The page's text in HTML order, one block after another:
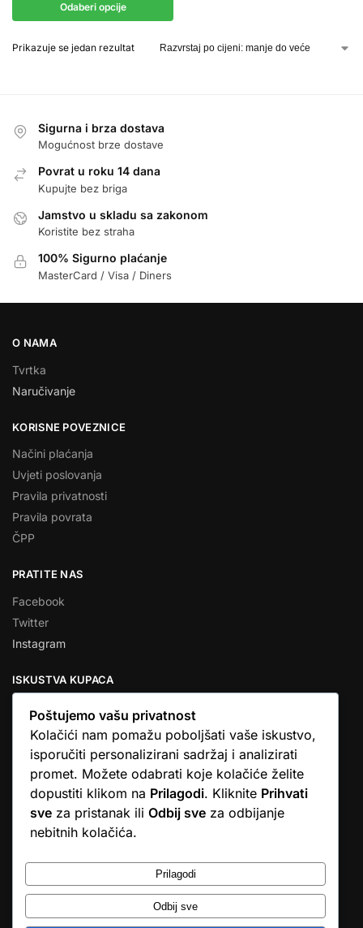
Odaberi opcije
Prikazuje se jedan rezultat
Sigurna i brza dostava
Mogućnost brze dostave
Povrat u roku 14 dana
Kupujte bez briga
Jamstvo u skladu sa zakonom
Koristite bez straha
100% Sigurno plaćanje
MasterCard / Visa / Diners
O NAMA
Tvrtka
Naručivanje
KORISNE POVEZNICE
Načini plaćanja
Uvjeti poslovanja
Pravila privatnosti
Pravila povrata
ČPP
PRATITE NAS
Facebook
Twitter
Instagram
ISKUSTVA KUPACA
★★★★★
… Ono što me se dojmilo je ljudski pristup i njihova briga da
dobijem što sam naručio. U većini web shopova nitko vas ne
zove, samo otkažu narudžbu. …
Stjepan D.M.
© Argus elektronika d.o.o.
Poštujemo vašu privatnost
Kolačići nam pomažu poboljšati vaše iskustvo,
isporučiti personalizirani sadržaj i analizirati
promet. Možete odabrati koje kolačiće želite
dopustiti klikom na Prilagodi. Kliknite Prihvati
sve za pristanak ili Odbij sve za odbijanje
nebitnih kolačića.
Prilagodi
Odbij sve